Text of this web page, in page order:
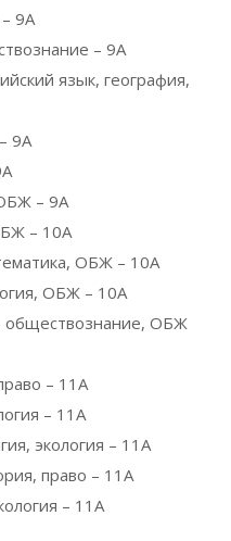
9А
– 9А
язык, география,
9А
– 9А
– 10А
ОБЖ – 10А
ОБЖ – 10А
обществознание, ОБЖ
– 11А
– 11А
экология – 11А
право – 11А
– 11А